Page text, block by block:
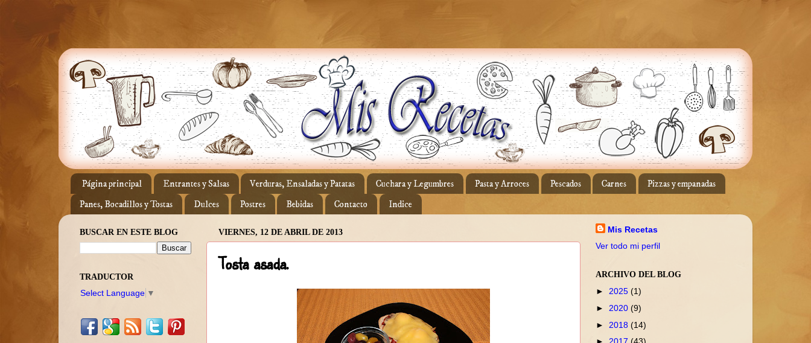
Página principal Entrantes y Salsas Verduras, Ensaladas y Patatas Cuchara y Legumbres Pasta y Arroces Pescados Carnes
Pizzas y empanadas
Panes, Bocadillos y Tostas
Dulces Postres Bebidas Contacto Indice
VIERNES, 12 DE ABRIL DE 2013
Tosta asada.
BUSCAR EN ESTE BLOG
TRADUCTOR
Select Language ▼
Mis Recetas
Ver todo mi perfil
ARCHIVO DEL BLOG
► 2025 (1)
► 2020 (9)
► 2018 (14)